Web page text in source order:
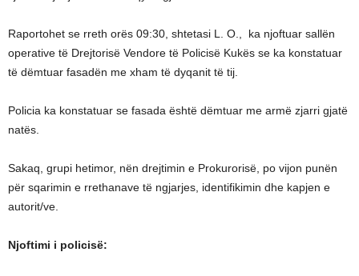
Raportohet se rreth orës 09:30, shtetasi L. O., ka njoftuar sallën
operative të Drejtorisë Vendore të Policisë Kukës se ka konstatuar
të dëmtuar fasadën me xham të dyqanit të tij.
Policia ka konstatuar se fasada është dëmtuar me armë zjarri gjatë
natës.
Sakaq, grupi hetimor, nën drejtimin e Prokurorisë, po vijon punën
për sqarimin e rrethanave të ngjarjes, identifikimin dhe kapjen e
autorit/ve.
Njoftimi i policisë: